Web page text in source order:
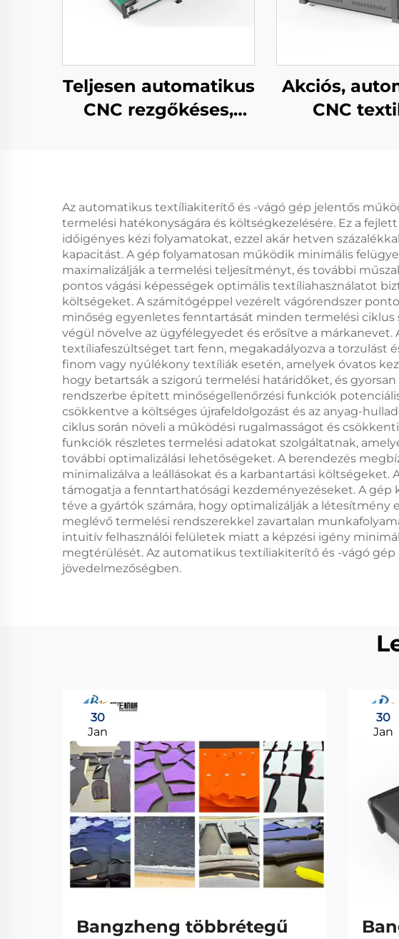
Teljesen automatikus
CNC rezgőkéses,
Akciós,
CNC
Az automatikus textíliakiterítő és -vágó gép jelentős
termelési hatékonyságára és költségkezelésére. Ez a
időigényes kézi folyamatokat, ezzel akár hetven
kapacitást. A gép folyamatosan működik minimális
maximalizálják a termelési teljesítményt, és további
pontos vágási képességek optimális textíliahasználatot
költségeket. A számítógéppel vezérelt vágórendszer
minőség egyenletes fenntartását minden termelési ciklus
végül növelve az ügyfélegyedet és erősítve a
textíliafeszültséget tart fenn, megakadályozva a torzulást
finom vagy nyúlékony textíliák esetén, amelyek óvatos
hogy betartsák a szigorú termelési határidőket, és
rendszerbe épített minőségellenőrzési funkciók
csökkentve a költséges újrafeldolgozást és az anyag-
ciklus során növeli a működési rugalmasságot és
funkciók részletes termelési adatokat szolgáltatnak,
további optimalizálási lehetőségeket. A berendezés
minimalizálva a leállásokat és a karbantartási
támogatja a fenntarthatósági kezdeményezéseket. A
téve a gyártók számára, hogy optimalizálják a
meglévő termelési rendszerekkel zavartalan
intuitív felhasználói felületek miatt a képzési igény
megtérülését. Az automatikus textíliakiterítő és -vágó
jövedelmezőségben.
30
Jan
Bangzheng többrétegű
30
Jan